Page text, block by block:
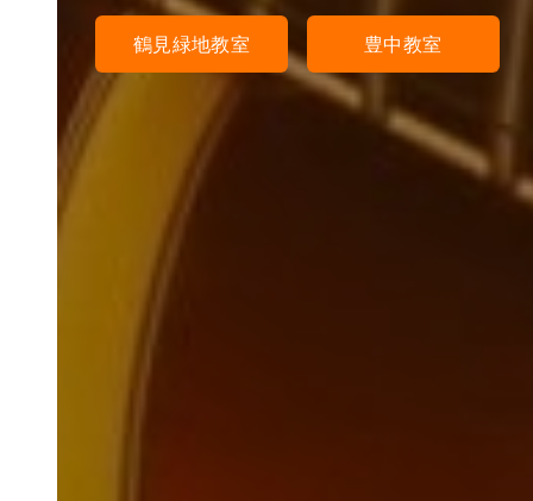
鶴見緑地教室 豊中教室